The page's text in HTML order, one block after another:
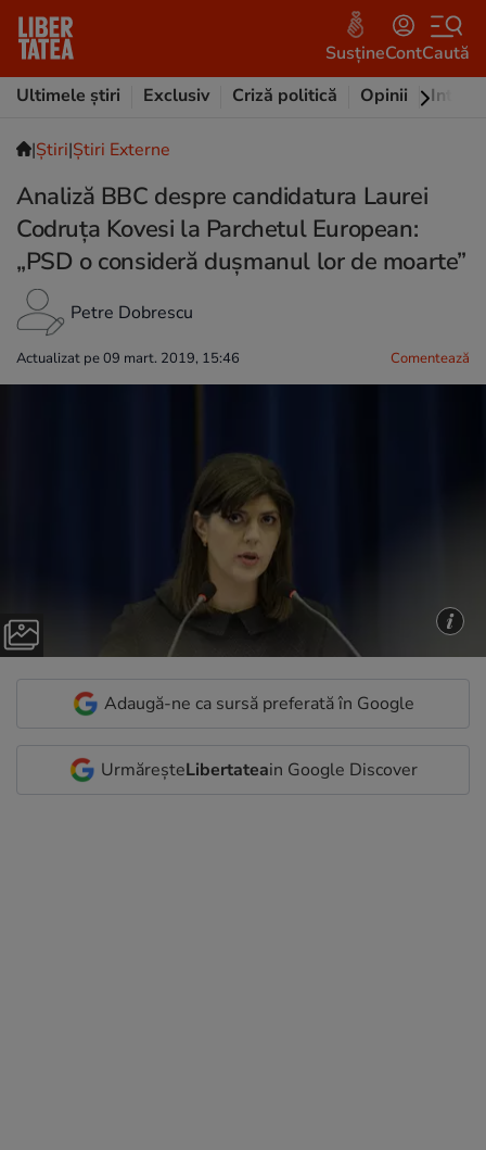
SusțineContCaută
Ultimele știri
Exclusiv Criză politică Opinii
|Ştiri|Știri Externe
Analiză BBC despre candidatura Laurei
Codruța Kovesi la Parchetul European:
„PSD o consideră dușmanul lor de moarte”
Petre Dobrescu
Actualizat pe 09 mart. 2019, 15:46 Comentează
Adaugă-ne ca sursă preferată în Google
UrmăreșteLibertateain Google Discover